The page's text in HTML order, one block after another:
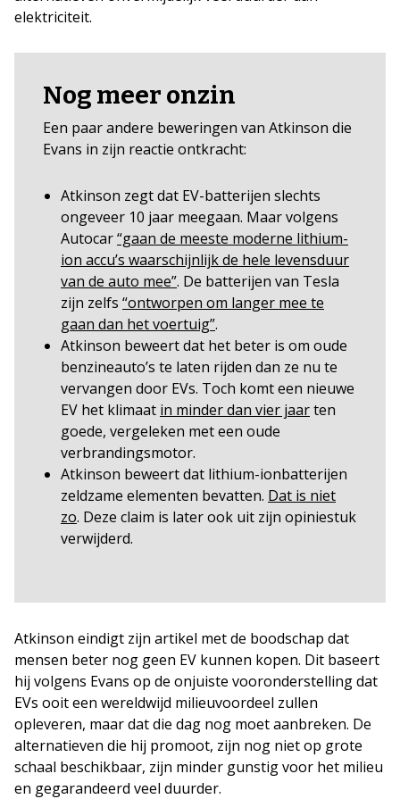
elektriciteit.
Nog meer onzin
Een paar andere beweringen van Atkinson die
Evans in zijn reactie ontkracht:
Atkinson zegt dat EV-batterijen slechts
ongeveer 10 jaar meegaan. Maar volgens
Autocar“gaan de meeste moderne lithium-
ion accu’s waarschijnlijk de hele levensduur
van de auto mee”. De batterijen van Tesla
zijn zelfs “ontworpen om langer mee te
gaan dan het voertuig”.
Atkinson beweert dat het beter is om oude
benzineauto’s te laten rijden dan ze nu te
vervangen door EVs. Toch komt een nieuwe
EV het klimaat in minder dan vier jaarten
goede, vergeleken met een oude
verbrandingsmotor.
Atkinson beweert dat lithium-ionbatterijen
zeldzame elementen bevatten. Dat is niet
zo. Deze claim is later ook uit zijn opiniestuk
verwijderd.
Atkinson eindigt zijn artikel met de boodschap dat
mensen beter nog geen EV kunnen kopen. Dit baseert
hij volgens Evans op de onjuiste vooronderstelling dat
EVs ooit een wereldwijd milieuvoordeel zullen
opleveren, maar dat die dag nog moet aanbreken. De
alternatieven die hij promoot, zijn nog niet op grote
schaal beschikbaar, zijn minder gunstig voor het milieu
en gegarandeerd veel duurder.